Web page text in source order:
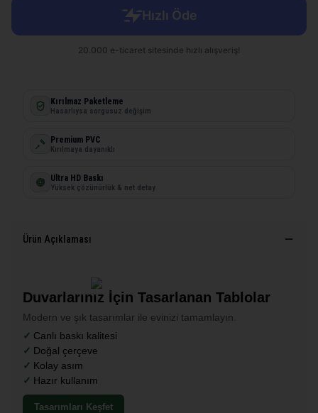
Kırılmaz Paketleme
Hasarlıysa sorgusuz değişim
Premium PVC
Kırılmaya dayanıklı
Ultra HD Baskı
Yüksek çözünürlük & net detay
Ürün Açıklaması
Duvarlarınız İçin Tasarlanan Tablolar
Modern ve şık tasarımlar ile evinizi tamamlayın.
Canlı baskı kalitesi
Doğal çerçeve
Kolay asım
Hazır kullanım
Tasarımları Keşfet